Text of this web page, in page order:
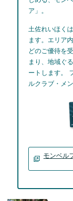
ア」。
土佐れいほく
ます。エリア
どのご優待を
まり、地域ぐ
ートします。
ルクラブ・メ
モンベル